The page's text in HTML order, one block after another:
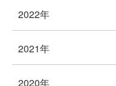
2022年
2021年
2020年